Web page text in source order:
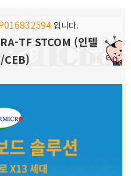
입니다.
TF STCOM (인텔
CEB)